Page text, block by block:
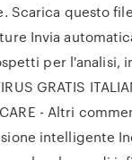
Scarica questo
Invia
per l'analisi,
GRATIS
- Altri
intelligente